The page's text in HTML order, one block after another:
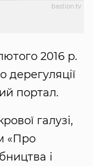
bastion.tv
2016 р.
дерегуляції
портал.
галузі,
«Про
і